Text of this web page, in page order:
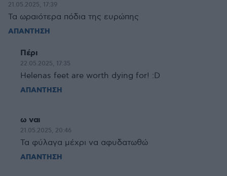
21.05.2025, 17:39
Τα ωραιότερα πόδια της ευρώπης
ΑΠΑΝΤΗΣΗ
Πέρι
22.05.2025, 17:35
Helenas feet are worth dying for! :D
ΑΠΑΝΤΗΣΗ
ω ναι
21.05.2025, 20:46
Τα φύλαγα μέχρι να αφυδατωθώ
ΑΠΑΝΤΗΣΗ